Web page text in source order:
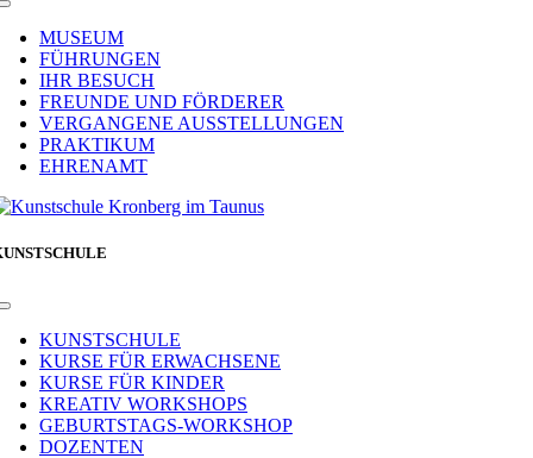
Toggle
NavigationMUSEUM
FÜHRUNGEN
IHR BESUCH
FREUNDE UND FÖRDERER
VERGANGENE AUSSTELLUNGEN
PRAKTIKUM
EHRENAMT
Toggle
NavigationKUNSTSCHULE
KURSE FÜR ERWACHSENE
KURSE FÜR KINDER
KREATIV WORKSHOPS
GEBURTSTAGS-WORKSHOP
DOZENTEN